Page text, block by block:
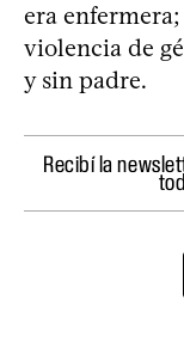
era
violencia de
y sin padre.
Recibí la